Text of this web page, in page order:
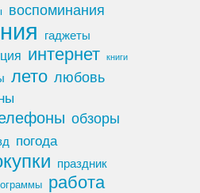
воспоминания
гаджеты
интернет книги
лето любовь
обзоры
погода
праздник
работа